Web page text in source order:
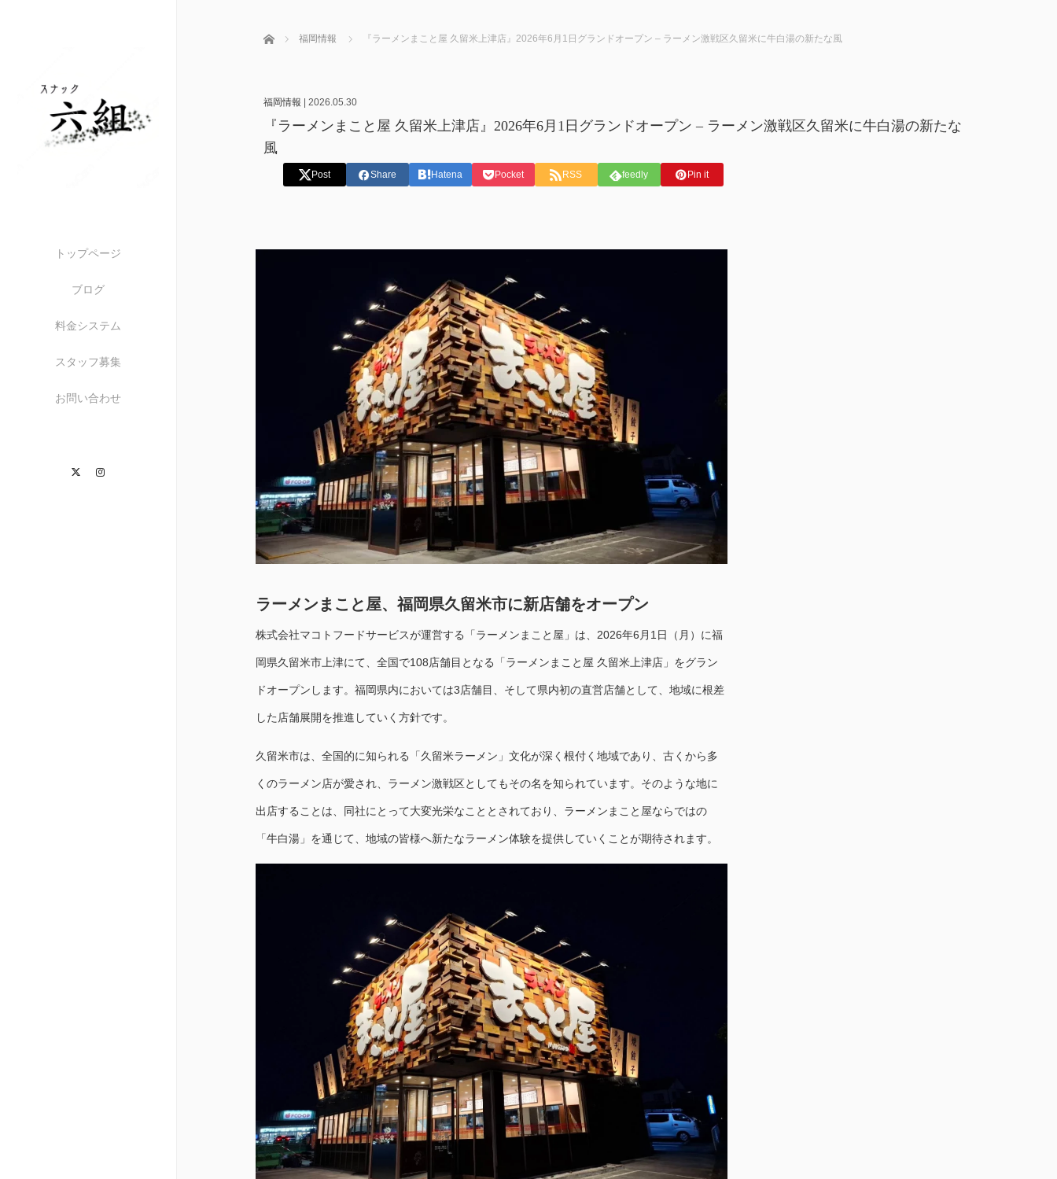
トップページ
ブログ
料金システム
スタッフ募集
お問い合わせ
Twitter
ホーム 福岡情報 『ラーメンまこと屋 久留米上津店』2026年6月1日グランドオープン – ラーメン激戦区久留米に牛白湯の新たな風
福岡情報 2026.05.30
『ラーメンまこと屋 久留米上津店』2026年6月1日グランドオープン – ラーメン激戦区久留米に牛白湯の新たな
風
Post Share Hatena Pocket RSS feedly Pin it
ラーメンまこと屋、福岡県久留米市に新店舗をオープン
株式会社マコトフードサービスが運営する「ラーメンまこと屋」は、2026年6月1日（月）に福
岡県久留米市上津にて、全国で108店舗目となる「ラーメンまこと屋 久留米上津店」をグラン
ドオープンします。福岡県内においては3店舗目、そして県内初の直営店舗として、地域に根差
した店舗展開を推進していく方針です。
久留米市は、全国的に知られる「久留米ラーメン」文化が深く根付く地域であり、古くから多
くのラーメン店が愛され、ラーメン激戦区としてもその名を知られています。そのような地に
出店することは、同社にとって大変光栄なこととされており、ラーメンまこと屋ならではの
「牛白湯」を通じて、地域の皆様へ新たなラーメン体験を提供していくことが期待されます。